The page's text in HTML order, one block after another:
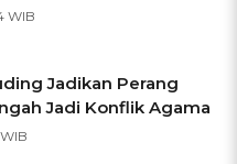
WIB
Jadikan Perang
Jadi Konflik Agama
WIB